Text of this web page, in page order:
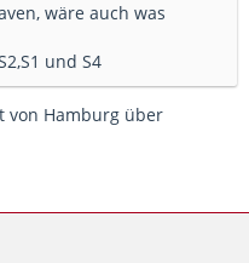
wäre auch was
und S4
von Hamburg über